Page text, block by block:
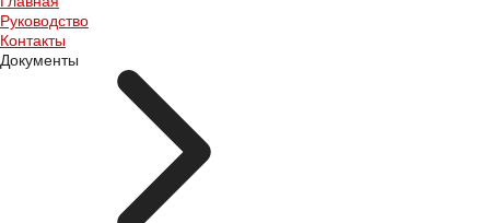
Руководство
Контакты
Документы